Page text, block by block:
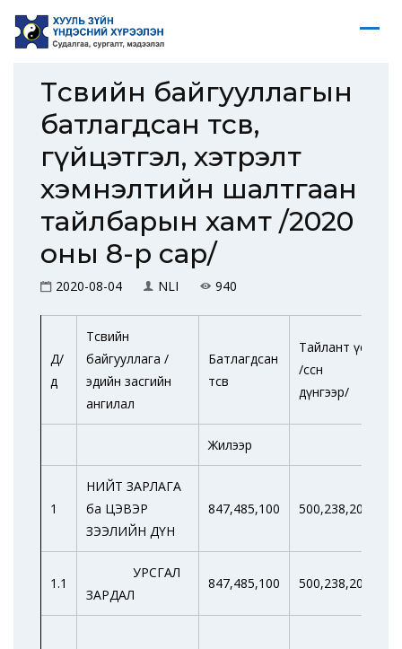
Төсвийн байгууллагын
батлагдсан төсөв,
гүйцэтгэл, хэтрэлт
хэмнэлтийн шалтгаан
тайлбарын хамт /2020
оны 8-р сар/
2020-08-04 NLI 940
Д/
д
Төсвийн
байгууллага /
эдийн засгийн
ангилал
Батлагдсан
төсөв
Тайлант үе
/өссөн
дүнгээр/
Жилээр
1
НИЙТ ЗАРЛАГА
ба ЦЭВЭР
ЗЭЭЛИЙН ДҮН
847,485,100 500,238,200
1.1
УРСГАЛ
ЗАРДАЛ
847,485,100 500,238,200